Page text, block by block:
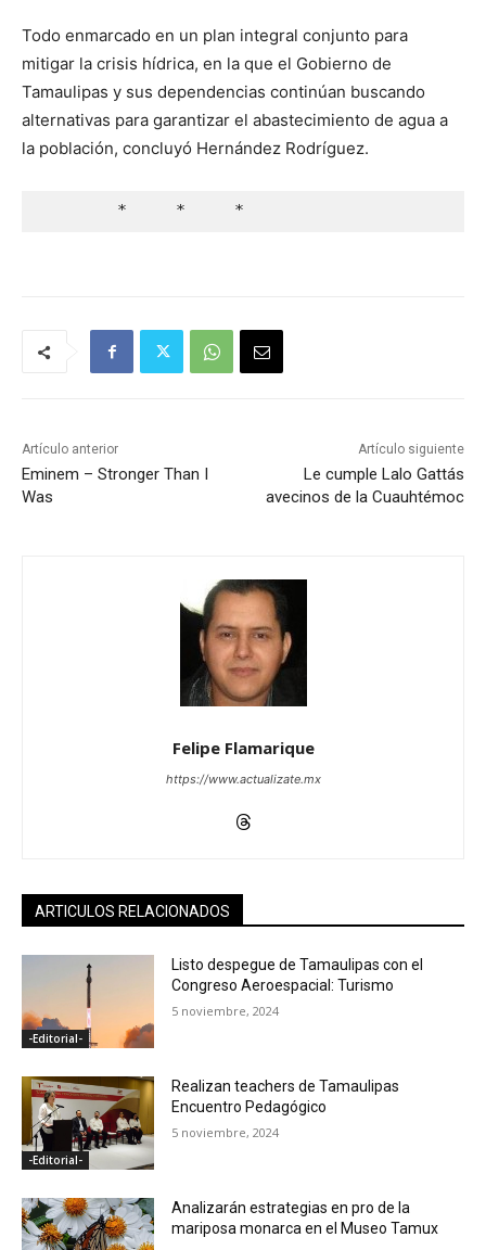
Todo enmarcado en un plan integral conjunto para
mitigar la crisis hídrica, en la que el Gobierno de
Tamaulipas y sus dependencias continúan buscando
alternativas para garantizar el abastecimiento de agua a
la población, concluyó Hernández Rodríguez.
        *     *     *
Artículo anterior
Eminem – Stronger Than I
Was
Artículo siguiente
Le cumple Lalo Gattás
avecinos de la Cuauhtémoc
Felipe Flamarique
https://www.actualizate.mx
ARTICULOS RELACIONADOS
-Editorial-
Listo despegue de Tamaulipas con el
Congreso Aeroespacial: Turismo
5 noviembre, 2024
-Editorial-
Realizan teachers de Tamaulipas
Encuentro Pedagógico
5 noviembre, 2024
Analizarán estrategias en pro de la
mariposa monarca en el Museo Tamux